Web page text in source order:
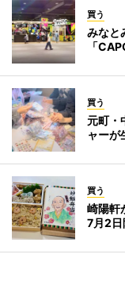
買う
みなと
「
買う
元町・
ャーが
買う
崎陽軒
7月2日